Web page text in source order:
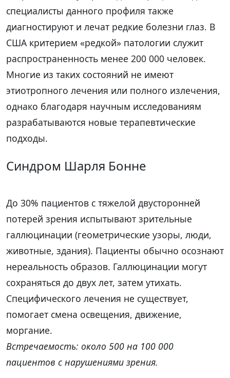
специалисты данного профиля также
диагностируют и лечат редкие болезни глаз. В
США критерием «редкой» патологии служит
распространенность менее 200 000 человек.
Многие из таких состояний не имеют
этиотропного лечения или полного излечения,
однако благодаря научным исследованиям
разрабатываются новые терапевтические
подходы.
Синдром Шарля Бонне
До 30% пациентов с тяжелой двусторонней
потерей зрения испытывают зрительные
галлюцинации (геометрические узоры, люди,
животные, здания). Пациенты обычно осознают
нереальность образов. Галлюцинации могут
сохраняться до двух лет, затем утихать.
Специфического лечения не существует,
помогает смена освещения, движение,
моргание.
Встречаемость: около 500 на 100 000
пациентов с нарушениями зрения.